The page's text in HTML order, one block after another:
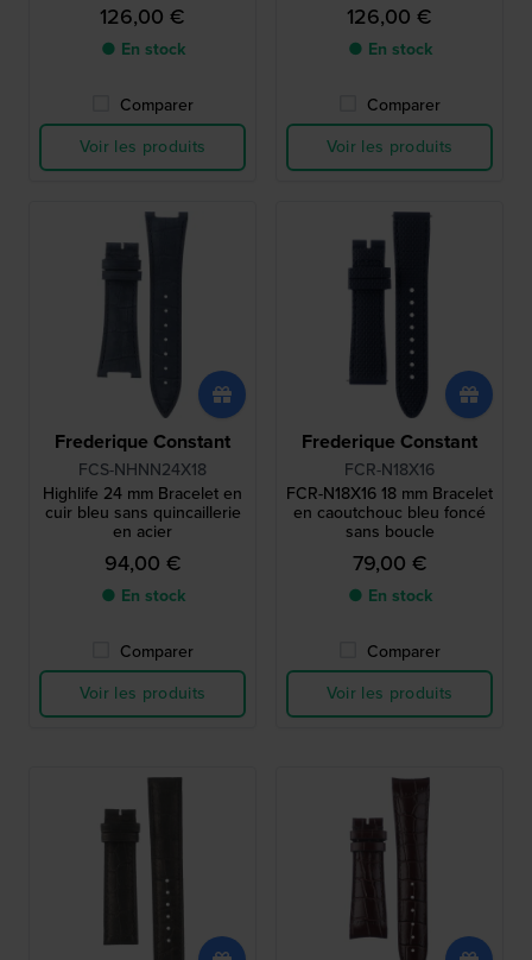
126,00 €
● En stock
Comparer
Voir les produits
126,00 €
● En stock
Comparer
Voir les produits
Frederique Constant
FCS-NHNN24X18
Highlife 24 mm Bracelet en
cuir bleu sans quincaillerie
en acier
94,00 €
● En stock
Comparer
Voir les produits
Frederique Constant
FCR-N18X16
FCR-N18X16 18 mm Bracelet
en caoutchouc bleu foncé
sans boucle
79,00 €
● En stock
Comparer
Voir les produits